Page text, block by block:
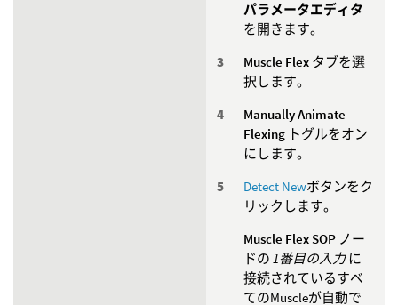
パラメータエディタ
を開きます。
Muscle Flex タブを選
択します。
Manually Animate
Flexing トグルをオン
にします。
Detect Newボタンをク
リックします。
Muscle Flex SOP ノー
ドの 1番目の入力に
接続されているすべ
てのMuscleが自動で